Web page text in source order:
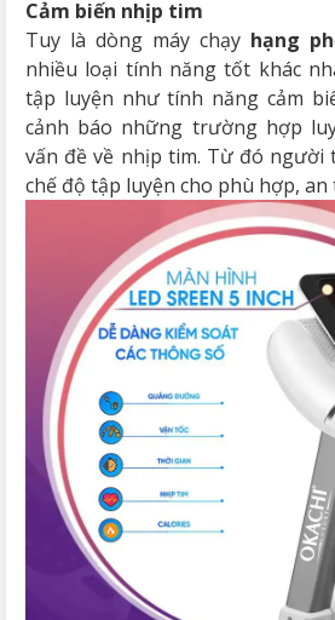
Cảm biến nhịp tim
Tuy là dòng máy chạy hạng
nhiều loại tính năng tốt khác
tập luyện như tính năng cảm
cảnh báo những trường hợp
vấn đề về nhịp tim. Từ đó người
chế độ tập luyện cho phù hợp, an